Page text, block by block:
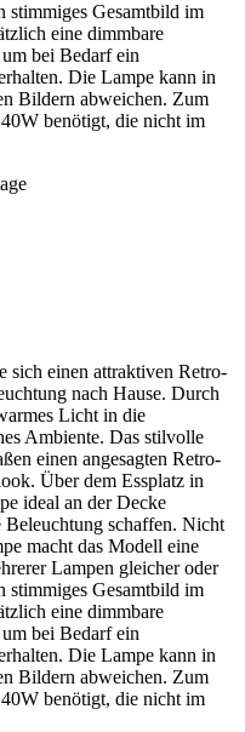
stimmiges Gesamtbild im
eine dimmbare
bei Bedarf ein
Die Lampe kann in
Bildern abweichen. Zum
benötigt, die nicht im
sich einen attraktiven Retro-
nach Hause. Durch
Licht in die
Ambiente. Das stilvolle
einen angesagten Retro-
Über dem Essplatz in
ideal an der Decke
Beleuchtung schaffen. Nicht
macht das Modell eine
Lampen gleicher oder
stimmiges Gesamtbild im
eine dimmbare
bei Bedarf ein
Die Lampe kann in
Bildern abweichen. Zum
benötigt, die nicht im